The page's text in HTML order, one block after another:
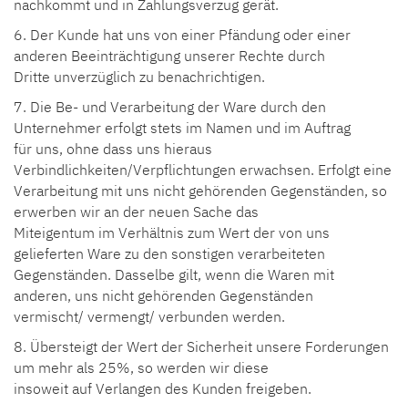
6. Der Kunde hat uns von einer Pfändung oder einer
anderen Beeinträchtigung unserer Rechte durch
Dritte unverzüglich zu benachrichtigen.
7. Die Be- und Verarbeitung der Ware durch den
Unternehmer erfolgt stets im Namen und im Auftrag
für uns, ohne dass uns hieraus
Verbindlichkeiten/Verpflichtungen erwachsen. Erfolgt eine
Verarbeitung mit uns nicht gehörenden Gegenständen, so
erwerben wir an der neuen Sache das
Miteigentum im Verhältnis zum Wert der von uns
gelieferten Ware zu den sonstigen verarbeiteten
Gegenständen. Dasselbe gilt, wenn die Waren mit
anderen, uns nicht gehörenden Gegenständen
vermischt/ vermengt/ verbunden werden.
8. Übersteigt der Wert der Sicherheit unsere Forderungen
um mehr als 25%, so werden wir diese
insoweit auf Verlangen des Kunden freigeben.